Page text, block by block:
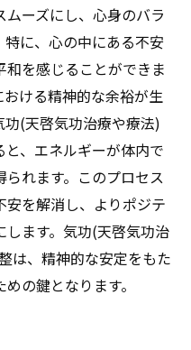
ーズにし、心身のバラ
特に、心の中にある不安
を感じることができま
ける精神的な余裕が生
功(天啓気功治療や療法)
、エネルギーが体内で
れます。このプロセス
を解消し、よりポジテ
ます。気功(天啓気功治
は、精神的な安定をもた
の鍵となります。